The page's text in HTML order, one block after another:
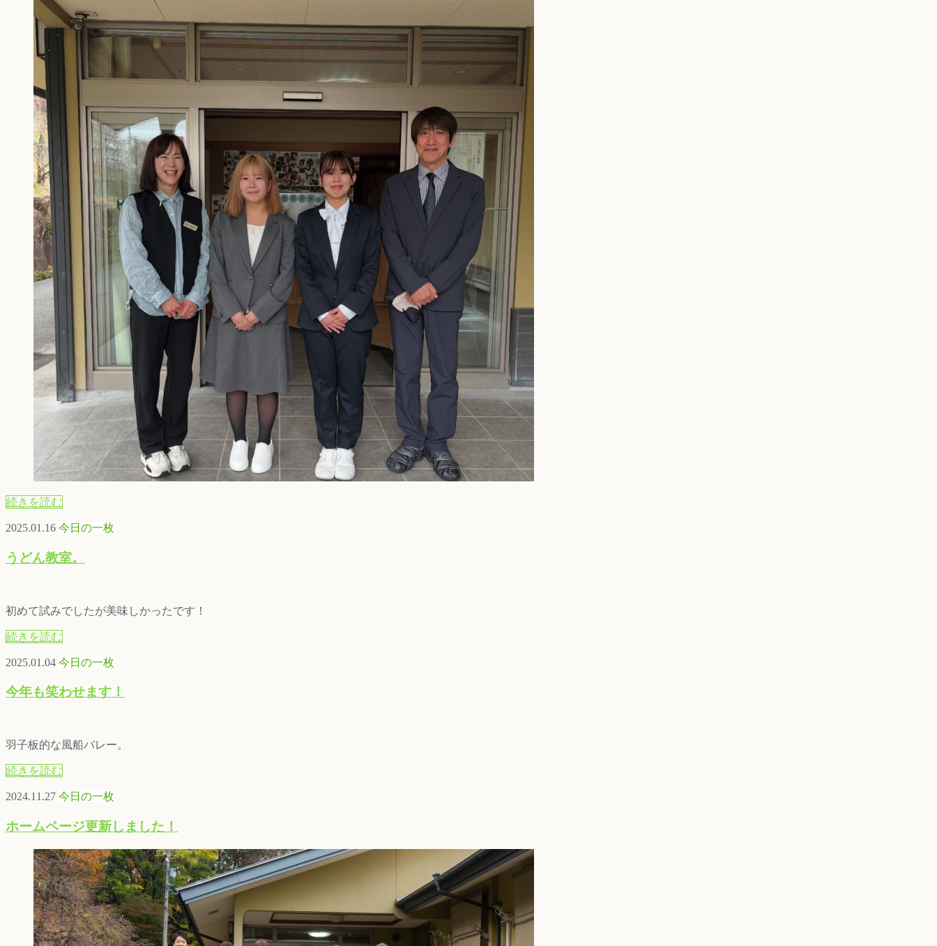
続きを読む
2025.01.16 今日の一枚
うどん教室。
初めて試みでしたが美味しかったです！
続きを読む
2025.01.04 今日の一枚
今年も笑わせます！
羽子板的な風船バレー。
続きを読む
2024.11.27 今日の一枚
ホームページ更新しました！